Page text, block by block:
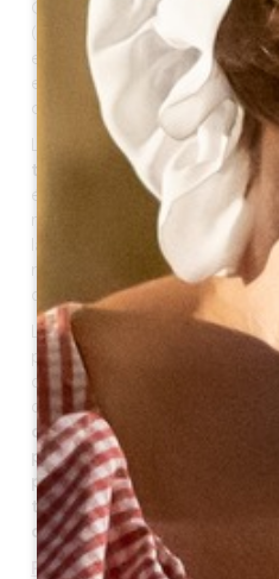
Grâce à cette méthode
(maraichage, vergers, bois,
espèces/cépages originels,
espèces faunistiques et
contribuent à en faire un lieu
Les terres du Château
traces d'activités chimiques
étudiées par différents
microclimat de la ceinture
la présence de tritons et de
nombreux visiteurs, curieux et
davantage.
Le Château Coutet a
public. Depuis 2013, la famille
développer et organiser
de recevoir au mieux ses
que la famille a grandi et
plaisir à partager son
passion pour la nature et
transmettre ses
déguster son vin
Plus d'informations>